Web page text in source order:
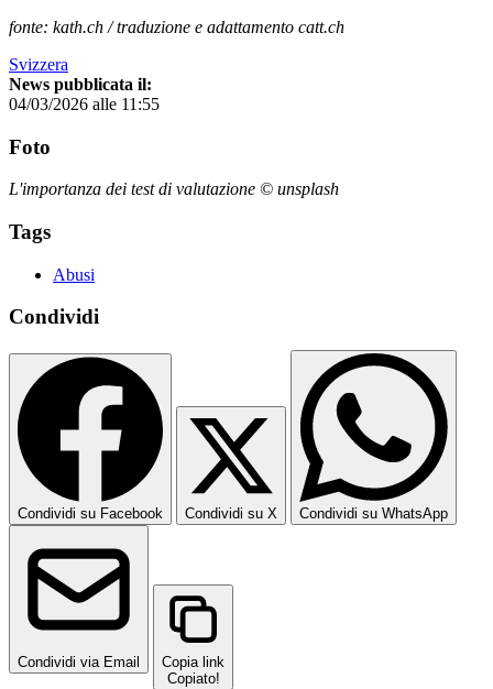
fonte: kath.ch / traduzione e adattamento catt.ch
Svizzera
News pubblicata il:
04/03/2026 alle 11:55
Foto
L'importanza dei test di valutazione © unsplash
Tags
Abusi
Condividi
Condividi su Facebook Condividi su X Condividi su WhatsApp
Condividi via Email
Copia link
Copiato!